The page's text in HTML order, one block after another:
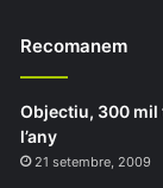
Recomanem
Objectiu, 300
l’any
21 setembre, 2009